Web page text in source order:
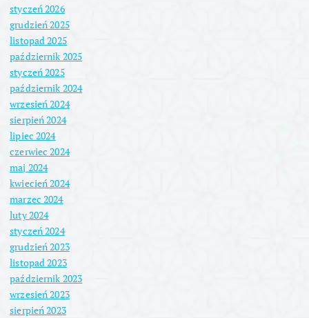
styczeń 2026
grudzień 2025
listopad 2025
październik 2025
styczeń 2025
październik 2024
wrzesień 2024
sierpień 2024
lipiec 2024
czerwiec 2024
maj 2024
kwiecień 2024
marzec 2024
luty 2024
styczeń 2024
grudzień 2023
listopad 2023
październik 2023
wrzesień 2023
sierpień 2023